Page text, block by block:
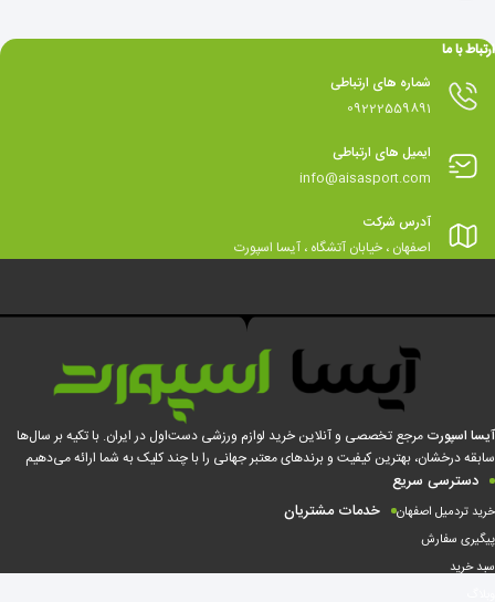
ارتباط با ما
شماره های ارتباطی
09222559891
ایمیل های ارتباطی
info@aisasport.com
آدرس شرکت
اصفهان ، خیابان آتشگاه ، آیسا اسپورت
آیسا اسپورت مرجع تخصصی و آنلاین خرید لوازم ورزشی دست‌اول در ایران. با تکیه بر سال‌ها
سابقه درخشان، بهترین کیفیت و برندهای معتبر جهانی را با چند کلیک به شما ارائه می‌دهیم
دسترسی سریع
خرید تردمیل اصفهان
پیگیری سفارش
سبد خرید
خدمات مشتریان